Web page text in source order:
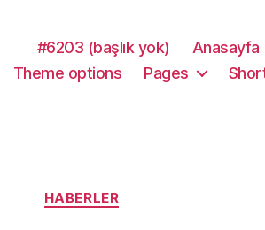
#6203 (başlık yok) Anasayfa
Theme options
Pages
Kategoriler
HABERLER